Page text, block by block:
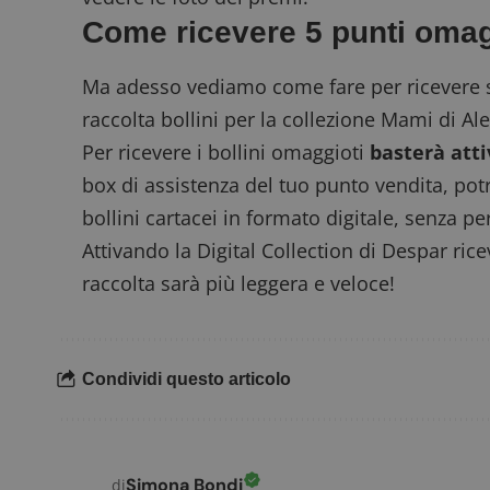
Come ricevere 5 punti
Ma adesso vediamo come fare per
raccolta bollini per la collezione Mami di
Per ricevere i bollini omaggioti basterà
box di assistenza del tuo punto vendita,
bollini cartacei in formato digitale, senza
Attivando la Digital Collection di Despar
raccolta sarà più leggera e veloce!
Condividi questo articolo
diSimona Bondi
_pk_ses.1.938b
__eoi